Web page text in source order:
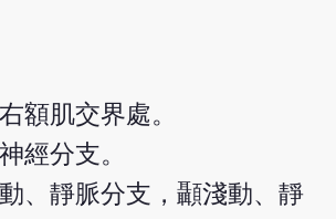
額肌交界處。
經分支。
、靜脈分支，顳淺動、靜